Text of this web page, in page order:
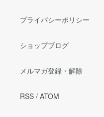
プライバシーポリシー
ショップブログ
メルマガ登録・解除
RSS / ATOM